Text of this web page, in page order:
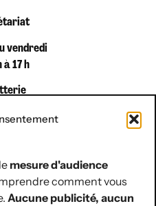
mesure d'audience
comment vous
Aucune publicité, aucun
vendredi
à 17 h
vendredi
de contact